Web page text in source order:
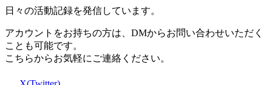
日々の活動記録を発信しています。
アカウントをお持ちの方は、DMからお問い合わせいただく
ことも可能です。
こちらからお気軽にご連絡ください。